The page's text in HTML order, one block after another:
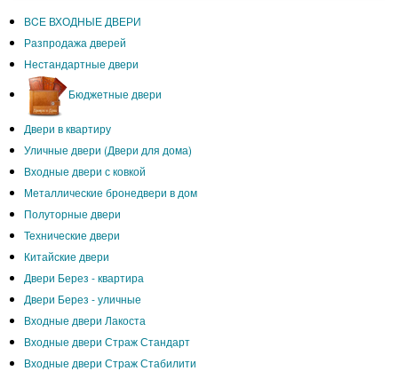
ВCЕ ВХОДНЫЕ ДВЕРИ
Разпродажа дверей
Нестандартные двери
Бюджетные двери
Двери в квартиру
Уличные двери (Двери для дома)
Входные двери с ковкой
Металлические бронедвери в дом
Полуторные двери
Технические двери
Китайские двери
Двери Берез - квартира
Двери Берез - уличные
Входные двери Лакоста
Входные двери Страж Стандарт
Входные двери Страж Стабилити